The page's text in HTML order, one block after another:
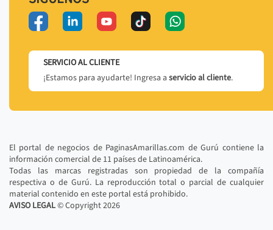
SERVICIO AL CLIENTE
¡Estamos para ayudarte! Ingresa a servicio al cliente.
El portal de negocios de PaginasAmarillas.com de Gurú contiene la
información comercial de 11 países de Latinoamérica.
Todas las marcas registradas son propiedad de la compañía
respectiva o de Gurú. La reproducción total o parcial de cualquier
material contenido en este portal está prohibido.
AVISO LEGAL© Copyright2026